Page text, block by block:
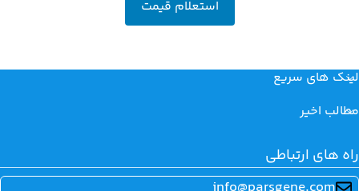
استعلام قیمت
لینک های سریع
مطالب اخیر
راه های ارتباطی